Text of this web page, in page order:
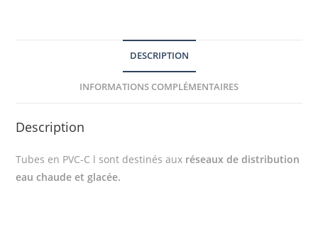
DESCRIPTION
INFORMATIONS COMPLÉMENTAIRES
Description
Tubes en PVC-C l sont destinés aux réseaux de distribution
eau chaude et glacée.